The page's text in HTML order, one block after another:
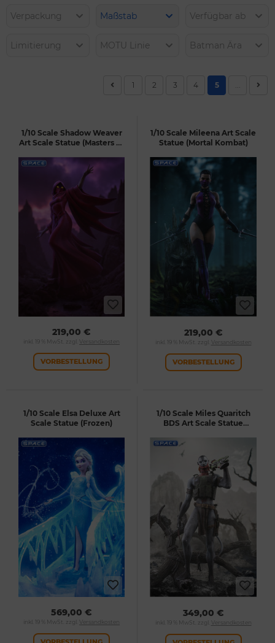
Verpackung Maßstab Verfügbar ab
Limitierung MOTU Linie Batman Ära
1 2 3 4 5 ...
1/10 Scale Shadow Weaver
Art Scale Statue (Masters of
219,00 €
inkl. 19 % MwSt. zzgl. Versandkosten
VORBESTELLUNG
1/10 Scale Mileena Art Scale
Statue (Mortal Kombat)
219,00 €
inkl. 19 % MwSt. zzgl. Versandkosten
VORBESTELLUNG
1/10 Scale Elsa Deluxe Art
Scale Statue (Frozen)
569,00 €
inkl. 19 % MwSt. zzgl. Versandkosten
1/10 Scale Miles Quaritch
BDS Art Scale Statue
349,00 €
inkl. 19 % MwSt. zzgl. Versandkosten